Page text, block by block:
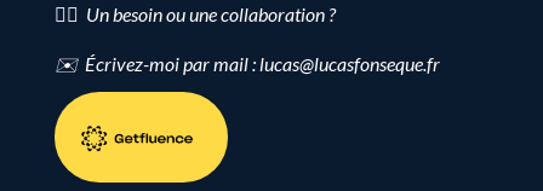
👉🏻 Un besoin ou une collaboration ?
✉️ Écrivez-moi par mail : lucas@lucasfonseque.fr